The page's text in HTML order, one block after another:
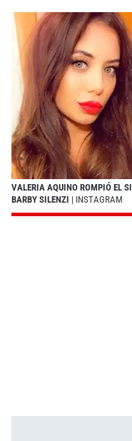
VALERIA AQUINO ROMPIÓ EL
BARBY SILENZI | INSTAGRAM